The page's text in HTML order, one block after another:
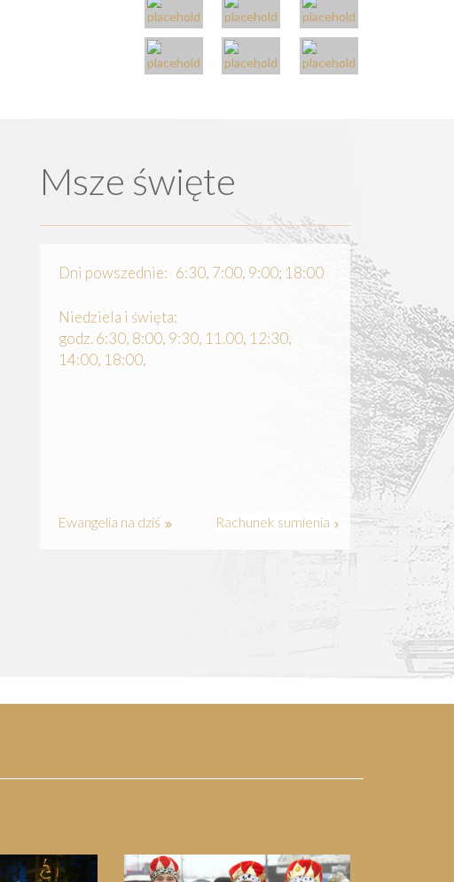
Msze święte
Dni powszednie: 6:30, 7:00, 9:00; 18:00
Niedziela i święta:
godz. 6:30, 8:00, 9:30, 11.00, 12:30,
14:00, 18:00,
Ewangelia na dziś Rachunek sumienia